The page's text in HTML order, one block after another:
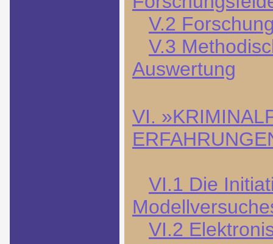
V.2
V.3
Auswertung
VI.
VI.1 Die
VI.2